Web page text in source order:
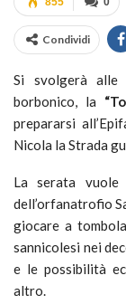
Condividi
Si svolgerà
borbonico, la
prepararsi
Nicola la Strada
La serata
dell’orfanatrofio
giocare a
sannicolesi nei
e le possibilità
altro.